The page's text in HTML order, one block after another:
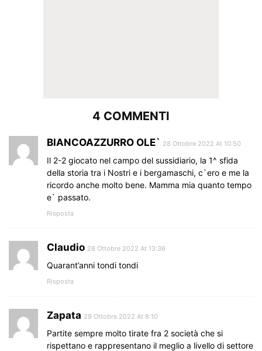
4 COMMENTI
BIANCOAZZURRO OLE` 28 Ottobre 2022 At 10:50
Il 2-2 giocato nel campo del sussidiario, la 1^ sfida
della storia tra i Nostri e i bergamaschi, c`ero e me la
ricordo anche molto bene. Mamma mia quanto tempo
e` passato.
Risposta
Claudio 28 Ottobre 2022 At 13:36
Quarant’anni tondi tondi
Risposta
Zapata 29 Ottobre 2022 At 8:10
Partite sempre molto tirate fra 2 società che si
rispettano e rappresentano il meglio a livello di settore